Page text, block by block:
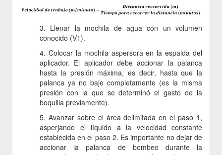
3. Llenar la mochila de agua con un volumen
conocido (V1).
4. Colocar la mochila aspersora en la espalda del
aplicador. El aplicador debe accionar la palanca
hasta la presión máxima, es decir, hasta que la
palanca ya no baje completamente (es la misma
presión con la que se determinó el gasto de la
boquilla previamente).
5. Avanzar sobre el área delimitada en el paso 1,
asperjando el líquido a la velocidad constante
establecida en el paso 2. Es importante no dejar de
accionar la palanca de bombeo durante la